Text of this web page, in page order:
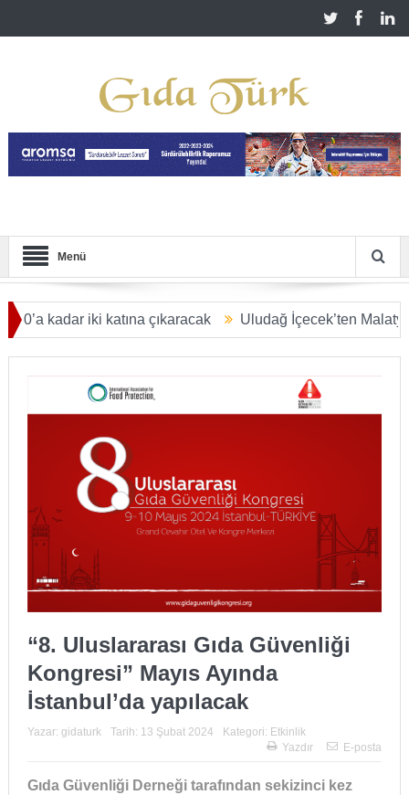
Menü
iki katına çıkaracak Uludağ İçecek’ten Malatya’ya 2,5
ULAŞACAK
“8. Uluslararası Gıda Güvenliği
Kongresi” Mayıs Ayında
İstanbul’da yapılacak
Yazar: gidaturk Tarih: 13 Şubat 2024 Kategori: Etkinlik
Yazdır
E-posta
Gıda Güvenliği Derneği tarafından sekizinci kez